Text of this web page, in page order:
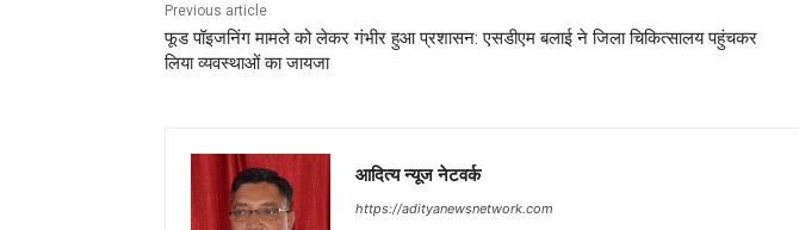
Previous article
फूड पॉइजनिंग मामले को लेकर गंभीर हुआ प्रशासन: एसडीएम बलाई ने जिला चिकित्सालय पहुंचकर
लिया व्यवस्थाओं का जायजा
आदित्य न्यूज नेटवर्क
https://adityanewsnetwork.com